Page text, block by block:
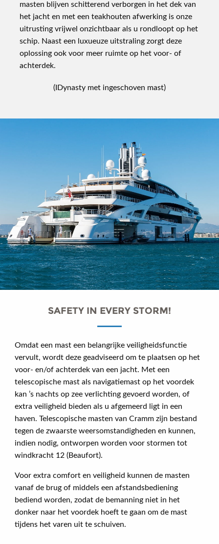
masten blijven schitterend verborgen in het dek van
het jacht en met een teakhouten afwerking is onze
uitrusting vrijwel onzichtbaar als u rondloopt op het
schip. Naast een luxueuze uitstraling zorgt deze
oplossing ook voor meer ruimte op het voor- of
achterdek.
(IDynasty met ingeschoven mast)
SAFETY IN EVERY STORM!
Omdat een mast een belangrijke veiligheidsfunctie
vervult, wordt deze geadviseerd om te plaatsen op het
voor- en/of achterdek van een jacht. Met een
telescopische mast als navigatiemast op het voordek
kan ’s nachts op zee verlichting gevoerd worden, of
extra veiligheid bieden als u afgemeerd ligt in een
haven. Telescopische masten van Cramm zijn bestand
tegen de zwaarste weersomstandigheden en kunnen,
indien nodig, ontworpen worden voor stormen tot
windkracht 12 (Beaufort).
Voor extra comfort en veiligheid kunnen de masten
vanaf de brug of middels een afstandsbediening
bediend worden, zodat de bemanning niet in het
donker naar het voordek hoeft te gaan om de mast
tijdens het varen uit te schuiven.